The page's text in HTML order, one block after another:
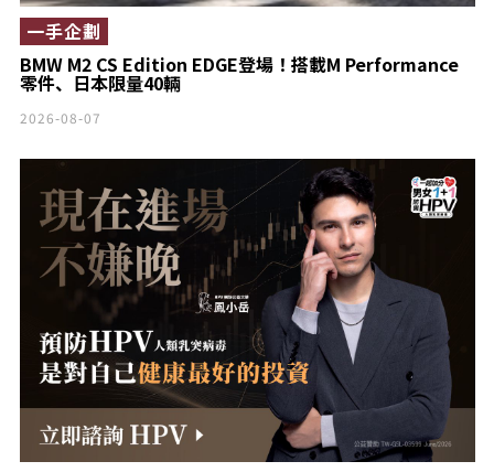
BMW M2 CS Edition EDGE登場！搭載M Performance
零件、日本限量40輛
一手企劃
2026-08-07